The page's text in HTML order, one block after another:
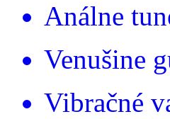
Análne
Venušine
Vibračné